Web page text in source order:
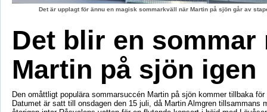
Det är upplagt för ännu en magisk sommarkväll när Martin på sjön går av
Det blir en sommar
Martin på sjön igen
Den omåttligt populära sommarsuccén Martin på sjön kommer tillbaka
Datumet är satt till onsdagen den 15 juli, då Martin Almgren tillsammans